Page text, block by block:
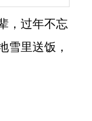
，过年不忘
雪里送饭，